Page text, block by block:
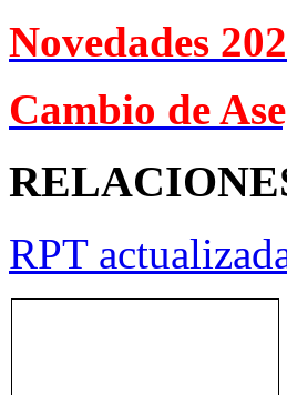
Novedades
Cambio de
RPT